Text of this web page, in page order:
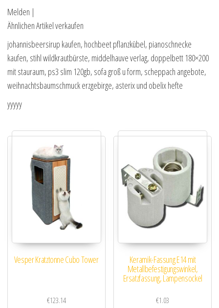
Melden |
Ähnlichen Artikel verkaufen
johannisbeersirup kaufen, hochbeet pflanzkübel, pianoschnecke
kaufen, stihl wildkrautbürste, middelhauve verlag, doppelbett 180×200
mit stauraum, ps3 slim 120gb, sofa groß u form, scheppach angebote,
weihnachtsbaumschmuck erzgebirge, asterix und obelix hefte
yyyyy
Vesper Kratztonne Cubo Tower
€123.14
Keramik-Fassung E14 mit
Metallbefestigungswinkel,
Ersatzfassung, Lampensockel
€1.03